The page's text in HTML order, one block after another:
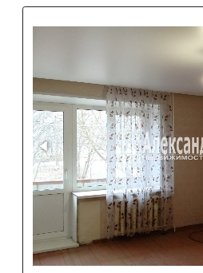
1-комнатная
Ленинградская
район, городской
Юбилейная улица,
2 200 000 ₽
Парнас